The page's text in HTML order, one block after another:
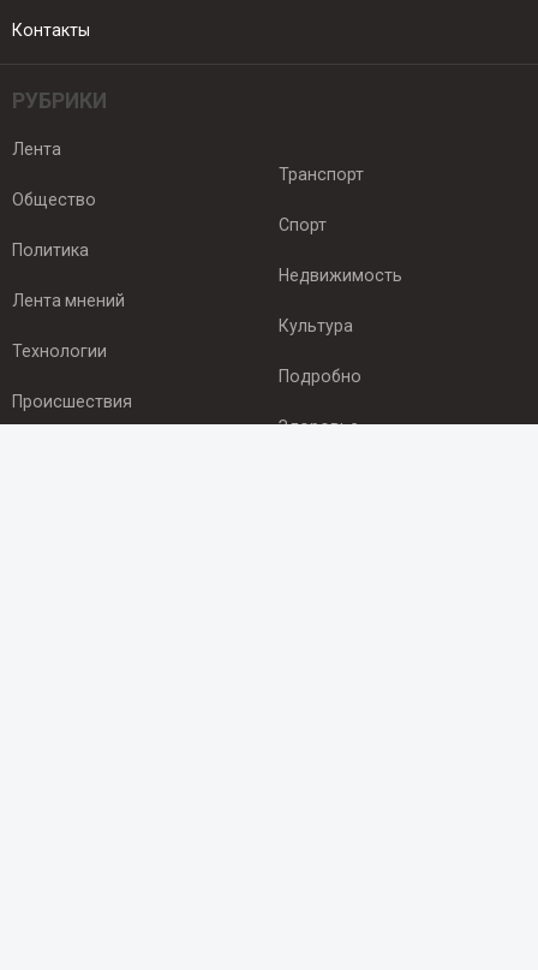
Контакты
РУБРИКИ
Лента
Общество
Политика
Лента мнений
Технологии
Происшествия
Транспорт
Спорт
Недвижимость
Культура
Подробно
Здоровье